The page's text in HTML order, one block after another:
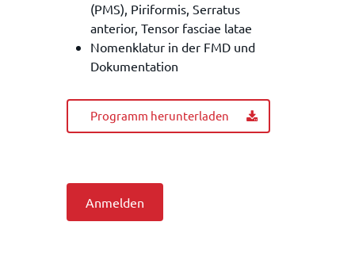
(PMS), Piriformis, Serratus
anterior, Tensor fasciae latae
Nomenklatur in der FMD und
Dokumentation
Programm herunterladen
Anmelden